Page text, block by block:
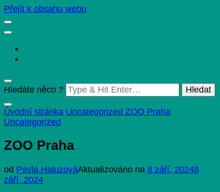
Přejít k obsahu webu
Pavla Haluzová – PR a
marketing
Hledáte něco ?
Úvodní stránka Uncategorized ZOO Praha
Uncategorized
ZOO Praha
od Pavla HaluzováAktualizováno na 8 září, 20248
září, 2024